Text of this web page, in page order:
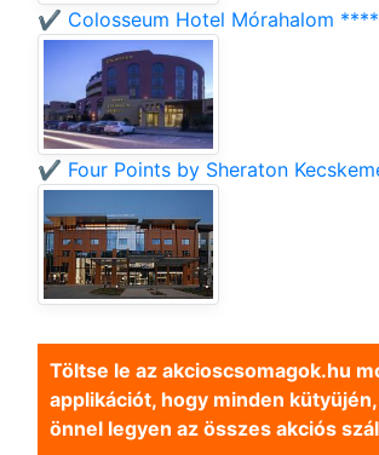
✔️ Colosseum Hotel Mórahalom ****
✔️ Four Points by Sheraton
Töltse le az akcioscsomagok.hu
applikációt, hogy minden
önnel legyen az összes akciós